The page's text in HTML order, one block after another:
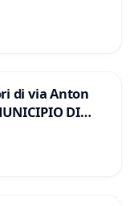
di via Anton
DI